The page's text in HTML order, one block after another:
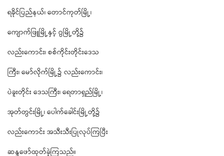
ရခိုင်ပြည်နယ်၊ တောင်ကုတ်မြို့၊
ကျောက်ဖြူမြို့နှင့် ဂွမြို့တို့၌
လည်းကောင်း၊ စစ်ကိုင်းတိုင်းဒေသ
ကြီး၊ မော်လိုက်မြို့၌ လည်းကောင်း၊
ပဲခူးတိုင်း ဒေသကြီး၊ ရေတာရှည်မြို့၊
အုတ်တွင်းမြို့၊ ပေါက်ခေါင်းမြို့တို့၌
လည်းကောင်း အသီးသီးပြုလုပ်ကြပြီး
ဆန္ဒဖော်ထုတ်ခဲ့ကြသည်။